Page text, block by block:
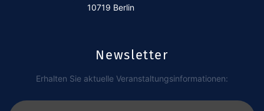
10719 Berlin
Newsletter
Erhalten Sie aktuelle Veranstaltungsinformationen: